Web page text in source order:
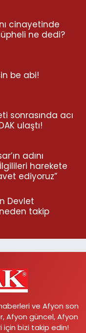
cinayetinde
ne dedi?
be abi!
sonrasında acı
ulaştı!
adını
harekete
ediyoruz”
Devlet
takip
ve Afyon son
Afyon güncel, Afyon
bizi takip edin!